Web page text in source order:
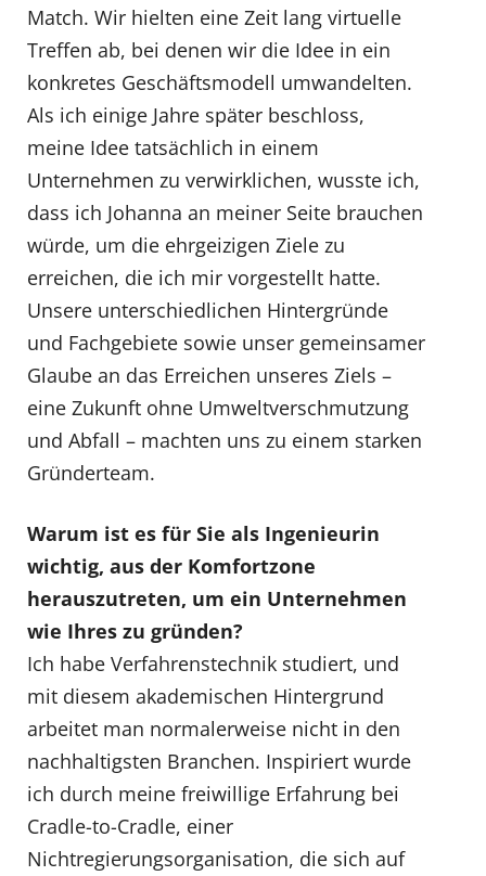
Match. Wir hielten eine Zeit lang virtuelle
Treffen ab, bei denen wir die Idee in ein
konkretes Geschäftsmodell umwandelten.
Als ich einige Jahre später beschloss,
meine Idee tatsächlich in einem
Unternehmen zu verwirklichen, wusste ich,
dass ich Johanna an meiner Seite brauchen
würde, um die ehrgeizigen Ziele zu
erreichen, die ich mir vorgestellt hatte.
Unsere unterschiedlichen Hintergründe
und Fachgebiete sowie unser gemeinsamer
Glaube an das Erreichen unseres Ziels –
eine Zukunft ohne Umweltverschmutzung
und Abfall – machten uns zu einem starken
Gründerteam.
Warum ist es für Sie als Ingenieurin
wichtig, aus der Komfortzone
herauszutreten, um ein Unternehmen
wie Ihres zu gründen?
Ich habe Verfahrenstechnik studiert, und
mit diesem akademischen Hintergrund
arbeitet man normalerweise nicht in den
nachhaltigsten Branchen. Inspiriert wurde
ich durch meine freiwillige Erfahrung bei
Cradle-to-Cradle, einer
Nichtregierungsorganisation, die sich auf